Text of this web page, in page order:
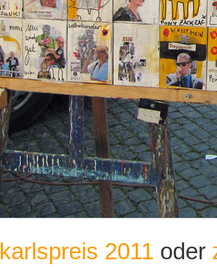
karlspreis 2011 oder